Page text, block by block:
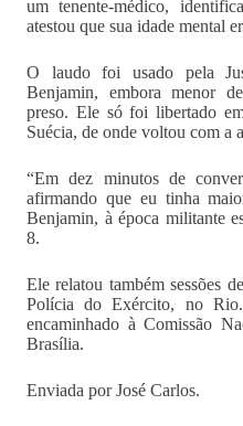
um tenente-médico,
atestou que sua idade mental
O laudo foi usado pela
Benjamin, embora menor
preso. Ele só foi libertado
Suécia, de onde voltou com a
“Em dez minutos de
afirmando que eu tinha
Benjamin, à época militante
8.
Ele relatou também sessões
Polícia do Exército, no Rio.
encaminhado à Comissão
Brasília.
Enviada por José Carlos.